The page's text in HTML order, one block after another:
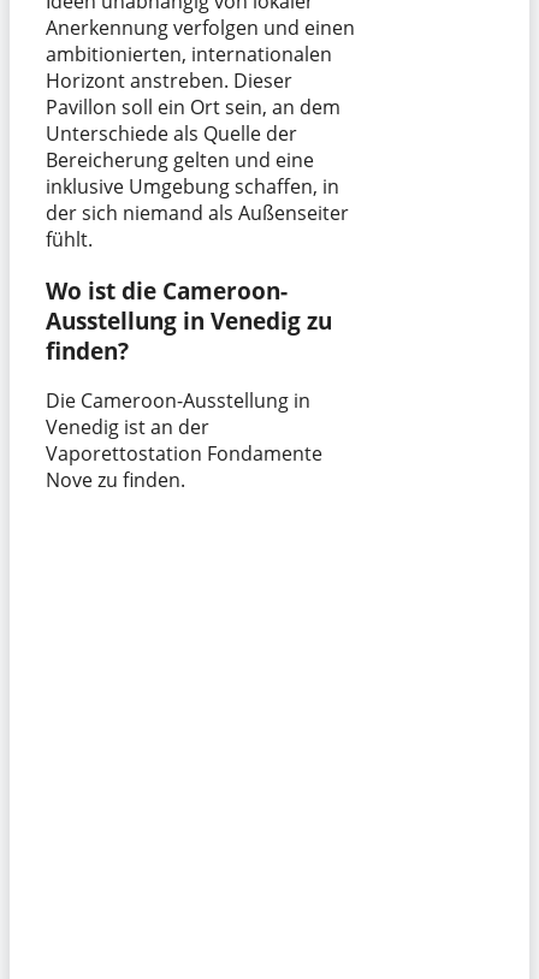
Anerkennung verfolgen und einen
ambitionierten, internationalen
Horizont anstreben. Dieser
Pavillon soll ein Ort sein, an dem
Unterschiede als Quelle der
Bereicherung gelten und eine
inklusive Umgebung schaffen, in
der sich niemand als Außenseiter
fühlt.
Wo ist die Cameroon-
Ausstellung in Venedig zu
finden?
Die Cameroon-Ausstellung in
Venedig ist an der
Vaporettostation Fondamente
Nove zu finden.